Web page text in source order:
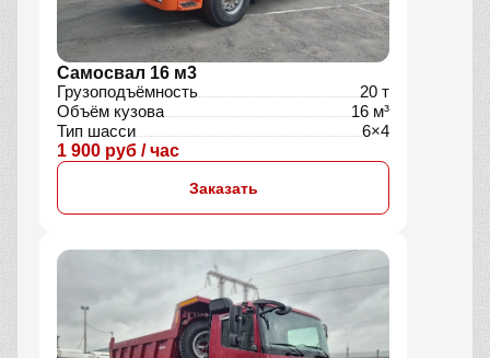
Самосвал 16 м3
Грузоподъёмность
20 т
Объём кузова
16 м³
Тип шасси
6×4
1 900 руб / час
Заказать